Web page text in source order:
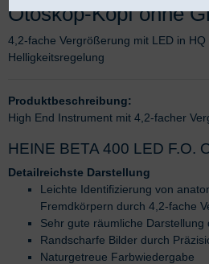
Otoskop-Kopf ohne
4,2-fache Vergrößerung mit LED in
Helligkeitsregelung
Produktbeschreibung:
High End Instrument mit 4,2-facher
HEINE BETA 400 LED F.O.
Detailreichste Darstellung
Leichte Identifizierung von
Fremdkörpern durch 4,2-fache
Sehr gute räumliche
Randscharfe Bilder durch
Naturgetreue Farbwiedergabe